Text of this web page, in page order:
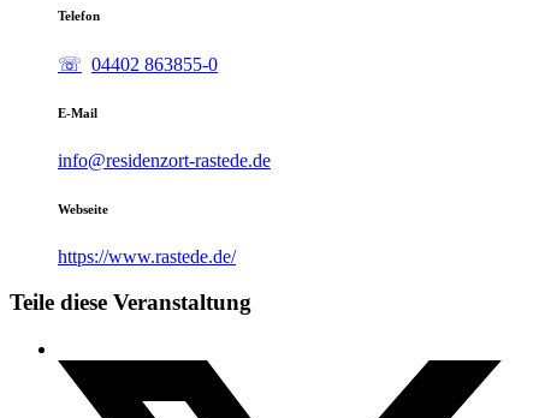
Telefon
04402 863855-0
E-Mail
info@residenzort-rastede.de
Webseite
https://www.rastede.de/
Teile diese Veranstaltung